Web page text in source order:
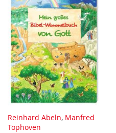
Reinhard Abeln, Manfred
Tophoven